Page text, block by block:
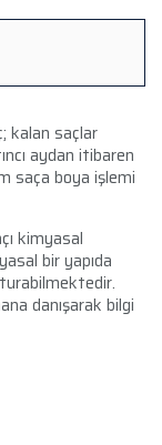
kalan saçlar
aydan itibaren
saça boya işlemi
kimyasal
bir yapıda
danışarak bilgi